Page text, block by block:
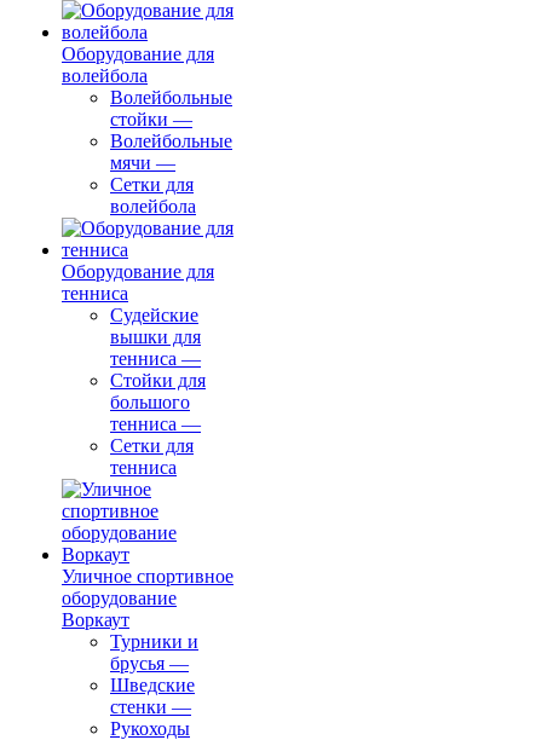
Оборудование для
волейбола
Волейбольные
стойки —
Волейбольные
мячи —
Сетки для
волейбола
Оборудование для
тенниса
Судейские
вышки для
тенниса —
Стойки для
большого
тенниса —
Сетки для
тенниса
Уличное спортивное
оборудование
Воркаут
Турники и
брусья —
Шведские
стенки —
Рукоходы